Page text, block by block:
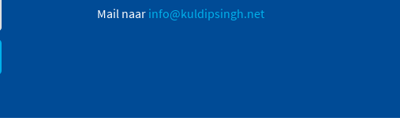
Mail naar info@kuldipsingh.net